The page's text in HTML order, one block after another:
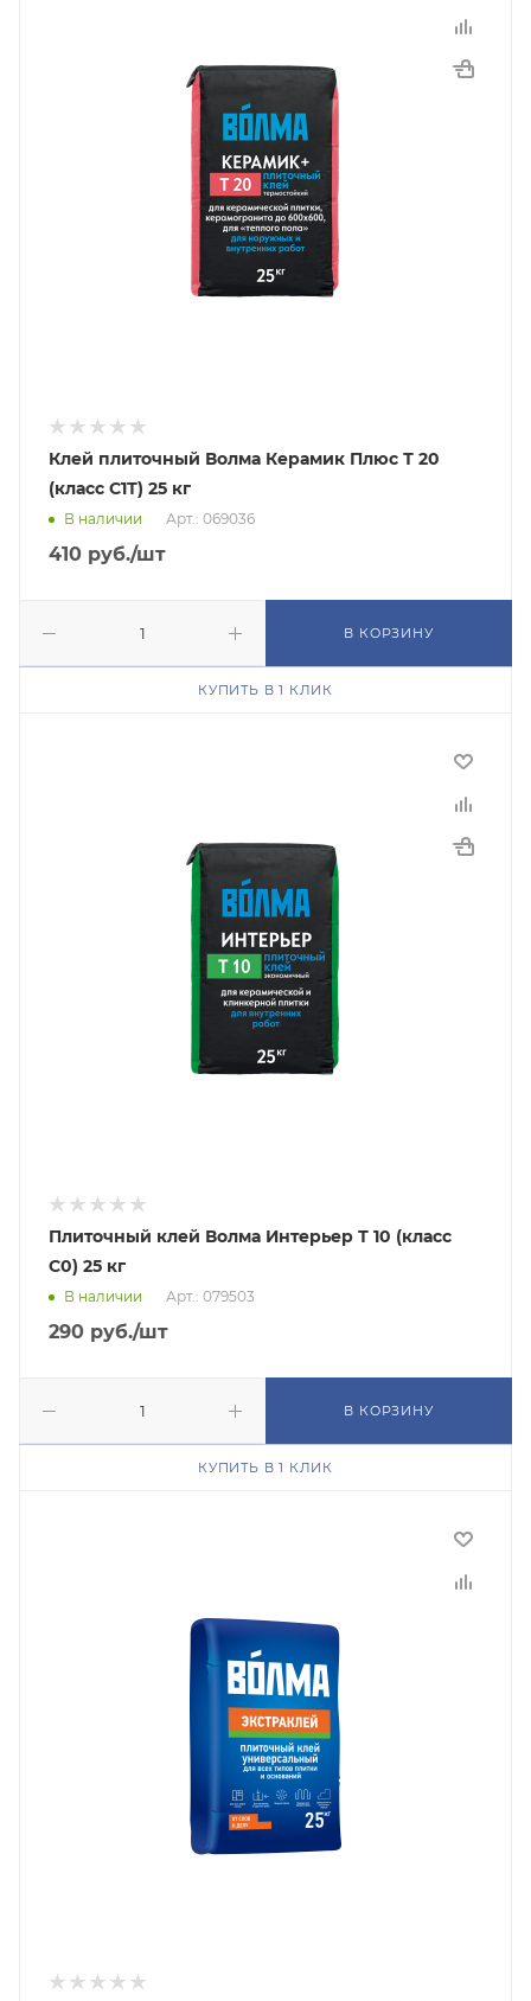
Клей плиточный Волма Керамик Плюс Т 20
(класс C1Т) 25 кг
В наличии Арт.: 069036
410 руб./шт
В КОРЗИНУ
КУПИТЬ В 1 КЛИК
Плиточный клей Волма Интерьер Т 10 (класс
C0) 25 кг
В наличии Арт.: 079503
290 руб./шт
В КОРЗИНУ
КУПИТЬ В 1 КЛИК